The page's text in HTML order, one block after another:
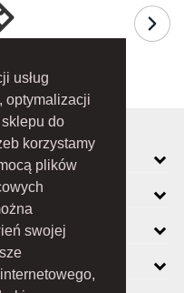
usług
optymalizacji
do
korzystamy
plików
swojej